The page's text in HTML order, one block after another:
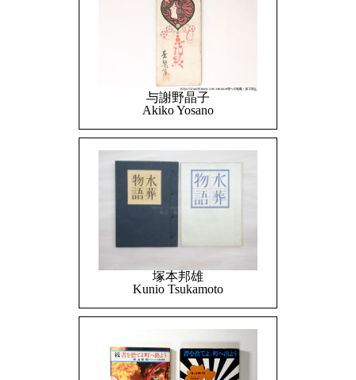
与謝野晶子
Akiko Yosano
塚本邦雄
Kunio Tsukamoto